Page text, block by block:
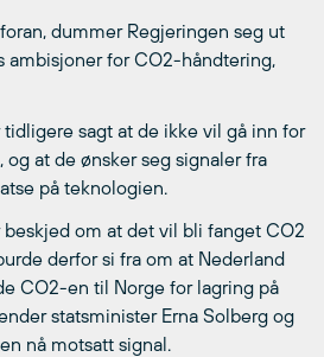
dummer Regjeringen seg ut
ambisjoner for CO2-håndtering,
sagt at de ikke vil gå inn for
at de ønsker seg signaler fra
på teknologien.
beskjed om at det vil bli fanget CO2
derfor si fra om at Nederland
CO2-en til Norge for lagring på
statsminister Erna Solberg og
nå motsatt signal.